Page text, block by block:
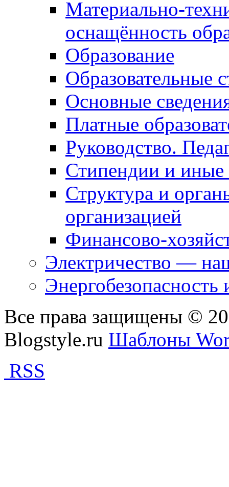
Материально-
оснащённость
Образование
Образовательные
Основные
Платные
Руководство.
Стипендии и иные
Структура и
организацией
Финансово-
Электричество —
Энергобезопасность
Все права защищены ©
Blogstyle.ru Шаблоны
RSS